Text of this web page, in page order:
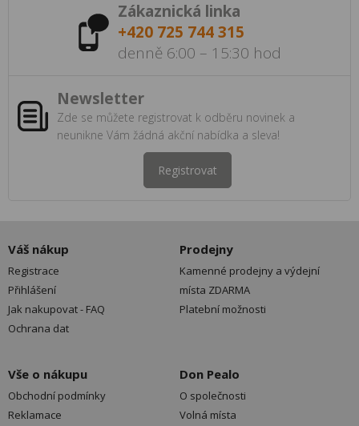
Zákaznická linka
+420 725 744 315
denně 6:00 – 15:30 hod
Newsletter
Zde se můžete registrovat k odběru novinek a
neunikne Vám žádná akční nabídka a sleva!
Registrovat
Váš nákup
Registrace
Přihlášení
Jak nakupovat - FAQ
Ochrana dat
Prodejny
Kamenné prodejny a výdejní
místa ZDARMA
Platební možnosti
Vše o nákupu
Obchodní podmínky
Reklamace
Don Pealo
O společnosti
Volná místa